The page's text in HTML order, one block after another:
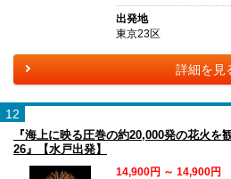
出発地
東京23区
詳細を見
12
『海上に映る圧巻の約20,000発の花火を
26』【水戸出発】
14,900円 ～ 14,900円